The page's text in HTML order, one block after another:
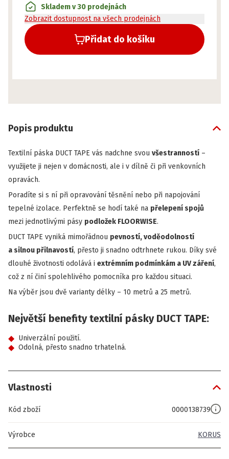
Přidat do košíku
Skladem v 30 prodejnách
Zobrazit dostupnost na všech prodejnách
Popis produktu
Textilní páska DUCT TAPE vás nadchne svou všestranností –
využijete ji nejen v domácnosti, ale i v dílně či při venkovních
opravách.
Poradíte si s ní při opravování těsnění nebo při napojování
tepelné izolace. Perfektně se hodí také na přelepení spojů
mezi jednotlivými pásy podložek FLOORWISE.
DUCT TAPE vyniká mimořádnou pevností, voděodolností
a silnou přilnavostí, přesto ji snadno odtrhnete rukou. Díky své
dlouhé životnosti odolává i extrémním podmínkám a UV záření,
což z ní činí spolehlivého pomocníka pro každou situaci.
Na výběr jsou dvě varianty délky – 10 metrů a 25 metrů.
Největší benefity textilní pásky DUCT TAPE:
Univerzální použití.
Odolná, přesto snadno trhatelná.
Vlastnosti
Kód zboží 0000138739
Výrobce KORUS